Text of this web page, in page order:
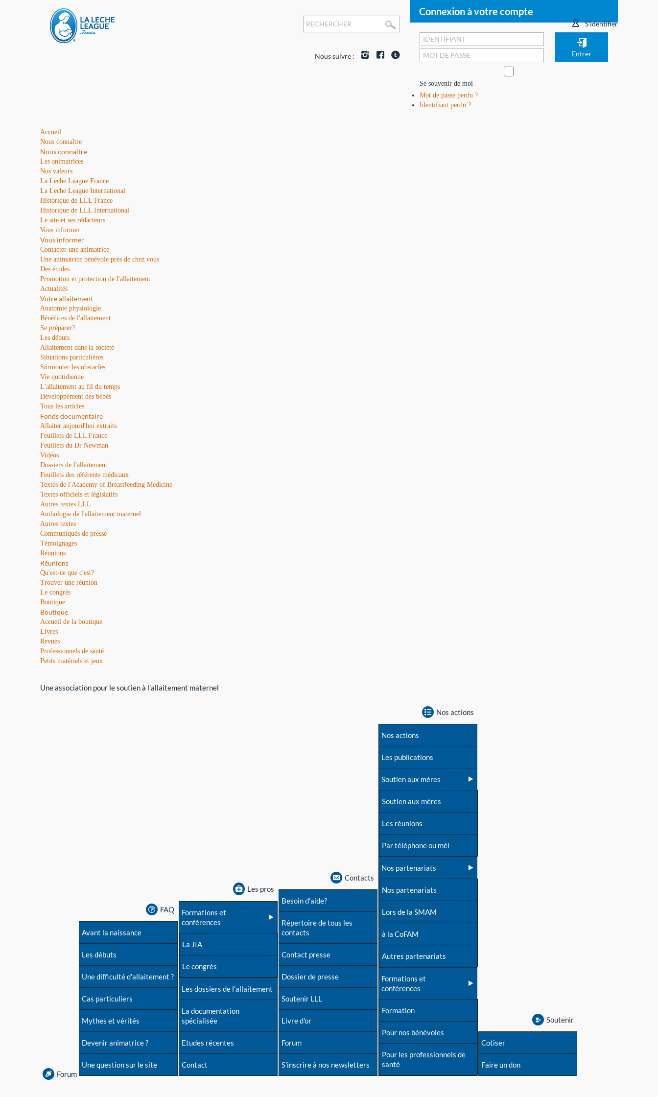
S'identifier
Connexion à votre compte
Se souvenir de moi
Mot de passe perdu ?
Identifiant perdu ?
Nous suivre :
Accueil
Nous connaître
Nous connaître
Les animatrices
Nos valeurs
La Leche League France
La Leche League International
Historique de LLL France
Historique de LLL International
Le site et ses rédacteurs
Vous informer
Vous informer
Contacter une animatrice
Une animatrice bénévole près de chez vous
Des études
Promotion et protection de l'allaitement
Actualités
Votre allaitement
Anatomie physiologie
Bénéfices de l'allaitement
Se préparer?
Les débuts
Allaitement dans la société
Situations particulières
Surmonter les obstacles
Vie quotidienne
L'allaitement au fil du temps
Développement des bébés
Tous les articles
Fonds documentaire
Allaiter aujourd'hui extraits
Feuillets de LLL France
Feuillets du Dr Newman
Vidéos
Dossiers de l'allaitement
Feuillets des référents médicaux
Textes de l'Academy of Breastfeeding Medicine
Textes officiels et législatifs
Autres textes LLL
Anthologie de l'allaitement maternel
Autres textes
Communiqués de presse
Témoignages
Réunions
Réunions
Qu'est-ce que c'est?
Trouver une réunion
Le congrès
Boutique
Boutique
Accueil de la boutique
Livres
Revues
Professionnels de santé
Petits matériels et jeux
Une association pour le soutien à l’allaitement maternel
Forum
FAQ
Avant la naissance
Les débuts
Une difficulté d'allaitement ?
Cas particuliers
Mythes et vérités
Devenir animatrice ?
Une question sur le site
Les pros
Formations et
conférences
La JIA
Le congrès
Les dossiers de l'allaitement
La documentation
spécialisée
Etudes récentes
Contact
Contacts
Besoin d'aide?
Répertoire de tous les
contacts
Contact presse
Dossier de presse
Soutenir LLL
Livre d'or
Forum
S'inscrire à nos newsletters
Nos actions
Nos actions
Les publications
Soutien aux mères
Soutien aux mères
Les réunions
Par téléphone ou mél
Nos partenariats
Nos partenariats
Lors de la SMAM
à la CoFAM
Autres partenariats
Formations et
conférences
Formation
Pour nos bénévoles
Pour les professionnels de
santé
Soutenir
Cotiser
Faire un don